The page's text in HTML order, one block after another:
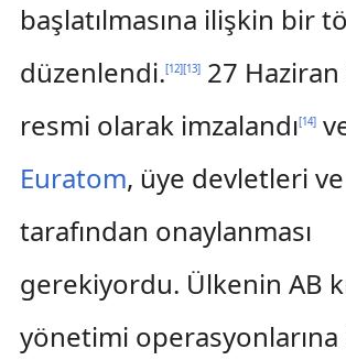
başlatılmasına ilişkin bir
düzenlendi.[12][13]27
resmi olarak imzalandı[14]
Euratom, üye devletleri
tarafından onaylanması
gerekiyordu. Ülkenin AB
yönetimi operasyonlarına